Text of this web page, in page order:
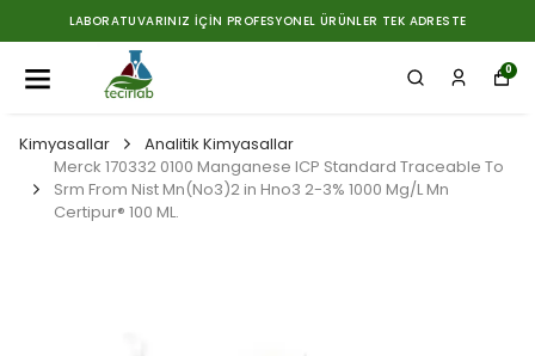
LABORATUVARINIZ İÇIN PROFESYONEL ÜRÜNLER TEK ADRESTE
0
Kimyasallar
Analitik Kimyasallar
Merck 170332 0100 Manganese ICP Standard Traceable To
Srm From Nist Mn(No3)2 in Hno3 2-3% 1000 Mg/L Mn
Certipur® 100 ML.